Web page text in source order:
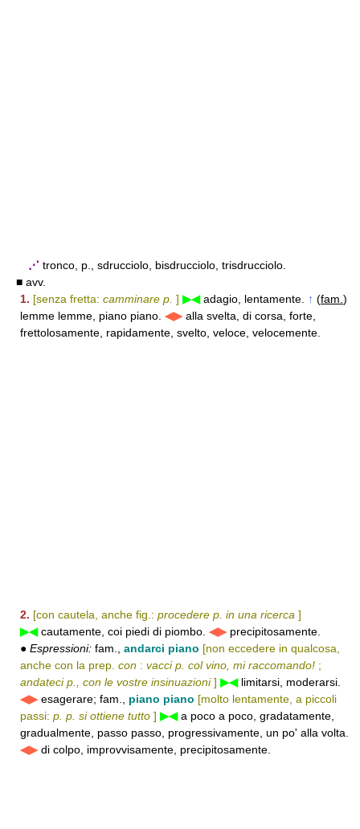
⋰ tronco, p., sdrucciolo, bisdrucciolo, trisdrucciolo.
■ avv.
1. [senza fretta: camminare p. ] ▶◀adagio, lentamente. ↑ (fam. )
lemme lemme, piano piano. ◀▶alla svelta, di corsa, forte,
frettolosamente, rapidamente, svelto, veloce, velocemente.
2. [con cautela, anche fig.: procedere p. in una ricerca ]
▶◀cautamente, coi piedi di piombo. ◀▶precipitosamente.
● Espressioni: fam., andarci piano [non eccedere in qualcosa,
anche con la prep. con : vacci p. col vino, mi raccomando! ;
andateci p., con le vostre insinuazioni] ▶◀limitarsi, moderarsi.
◀▶esagerare; fam., piano piano [molto lentamente, a piccoli
passi: p. p. si ottiene tutto ] ▶◀a poco a poco, gradatamente,
gradualmente, passo passo, progressivamente, un po' alla volta.
◀▶di colpo, improvvisamente, precipitosamente.